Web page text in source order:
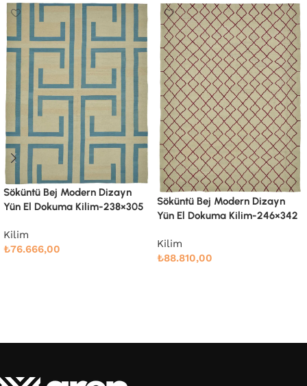
Söküntü Bej Modern Dizayn
Kilim
88.810,00
Söküntü Bej Modern Dizayn
Yün El Dokuma Kilim-247×303
₺78.989,00
Devamını oku